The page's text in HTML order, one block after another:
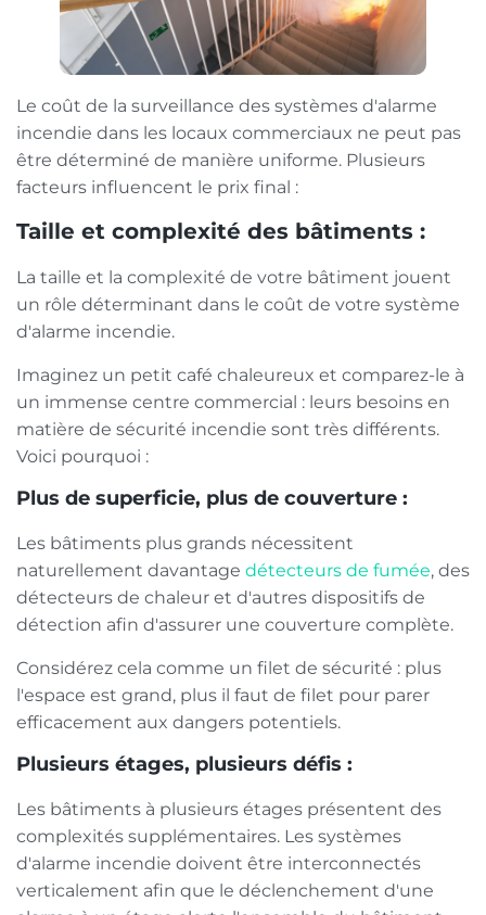
Le coût de la surveillance des systèmes d'alarme
incendie dans les locaux commerciaux ne peut pas
être déterminé de manière uniforme. Plusieurs
facteurs influencent le prix final :
Taille et complexité des bâtiments :
La taille et la complexité de votre bâtiment jouent
un rôle déterminant dans le coût de votre système
d'alarme incendie.
Imaginez un petit café chaleureux et comparez-le à
un immense centre commercial : leurs besoins en
matière de sécurité incendie sont très différents.
Voici pourquoi :
Plus de superficie, plus de couverture :
Les bâtiments plus grands nécessitent
naturellement davantage détecteurs de fumée, des
détecteurs de chaleur et d'autres dispositifs de
détection afin d'assurer une couverture complète.
Considérez cela comme un filet de sécurité : plus
l'espace est grand, plus il faut de filet pour parer
efficacement aux dangers potentiels.
Plusieurs étages, plusieurs défis :
Les bâtiments à plusieurs étages présentent des
complexités supplémentaires. Les systèmes
d'alarme incendie doivent être interconnectés
verticalement afin que le déclenchement d'une